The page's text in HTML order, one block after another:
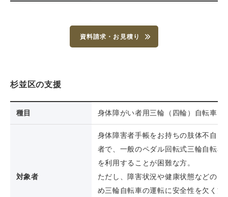
資料請求・お見積り
杉並区の支援
種目 身体障がい者用三輪（四輪）自転車
対象者
身体障害者手帳をお持ちの肢体不自由
者で、一般のペダル回転式三輪自転車
を利用することが困難な方。
ただし、障害状況や健康状態などのた
め三輪自転車の運転に安全性を欠く方